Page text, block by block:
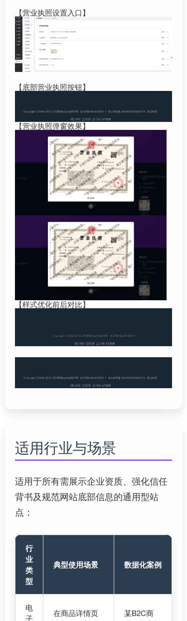
【营业执照设置入口】
【底部营业执照按钮】
【营业执照弹窗效果】
【样式优化前后对比】
适用行业与场景
适用于所有需展示企业资质、强化信任
背书及规范网站底部信息的通用型站
点：
行
业
类
型
典型使用场景 数据化案例
电
子
在商品详情页
某B2C商